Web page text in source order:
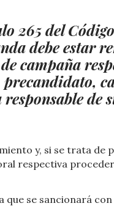
265 del
debe estar
campaña
responsable de
y, si se trata de
respectiva
que se sancionará